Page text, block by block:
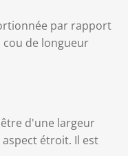
par rapport
cou de longueur
d'une largeur
étroit. Il est